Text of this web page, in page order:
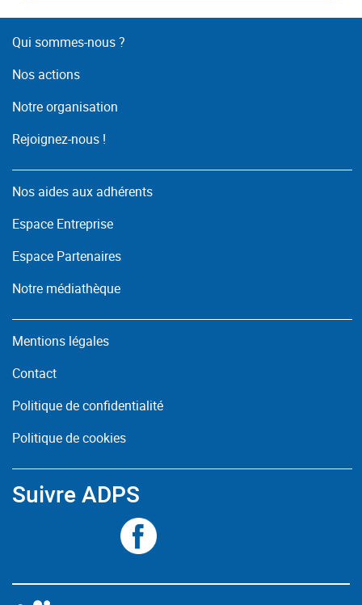
Qui sommes-nous ?
Nos actions
Notre organisation
Rejoignez-nous !
Nos aides aux adhérents
Espace Entreprise
Espace Partenaires
Notre médiathèque
Mentions légales
Contact
Politique de confidentialité
Politique de cookies
Suivre ADPS